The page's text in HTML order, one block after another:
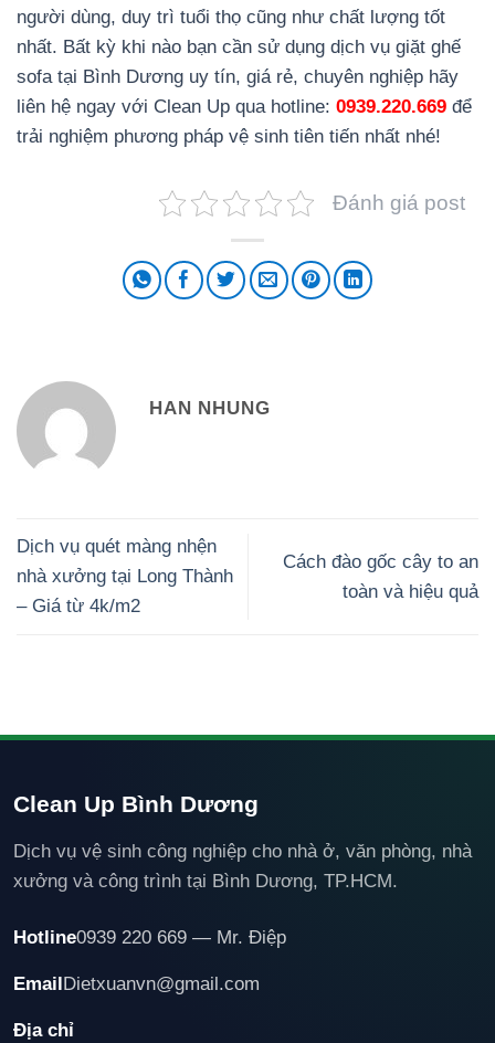
người dùng, duy trì tuổi thọ cũng như chất lượng tốt
nhất. Bất kỳ khi nào bạn cần sử dụng dịch vụ giặt ghế
sofa tại Bình Dương uy tín, giá rẻ, chuyên nghiệp hãy
liên hệ ngay với Clean Up qua hotline: 0939.220.669 để
trải nghiệm phương pháp vệ sinh tiên tiến nhất nhé!
Đánh giá post
HAN NHUNG
Dịch vụ quét màng nhện
nhà xưởng tại Long Thành
– Giá từ 4k/m2
Cách đào gốc cây to an
toàn và hiệu quả
Clean Up Bình Dương
Dịch vụ vệ sinh công nghiệp cho nhà ở, văn phòng, nhà
xưởng và công trình tại Bình Dương, TP.HCM.
Hotline0939 220 669 — Mr. Điệp
Email Dietxuanvn@gmail.com
Địa chỉ